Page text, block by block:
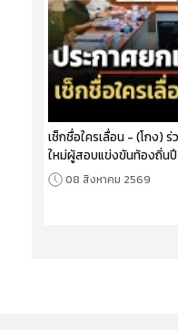
เช็กชื่อใครเลื่อน - (โกง)
ใหม่ผู้สอบแข่งขันท้องถิ่น
08 สิงหาคม 2569